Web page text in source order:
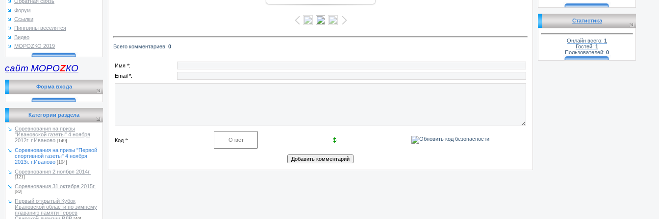
Форум
Ссылки
Пингвины веселятся
Видео
МОРОZКО 2019
сайт МОРОZКО
Форма входа
Категории раздела
Соревнования на призы
"Ивановской газеты" 4 ноября
2012г. г.Иваново [149]
Соревнования на призы "Первой
спортивной газеты" 4 ноября
2013г. г.Иваново [104]
Соревнования 2 ноября 2014г.
[121]
Соревнования 31 октября 2015г.
[82]
Первый открытый Кубок
Ивановской области по зимнему
плаванию памяти Героев
Всего комментариев: 0
Имя *:
Email *:
Код *:
Статистика
Онлайн всего: 1
Гостей: 1
Пользователей: 0